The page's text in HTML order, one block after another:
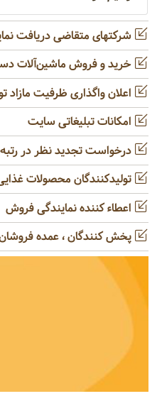
شرکتهای متقاضی دریافت
خرید و فروش ماشین‌آلات
اعلان واگذاری ظرفیت مازاد
امکانات تبلیغاتی سایت
درخواست تجدید نظر در
تولیدکنندگان محصولات
اعطاء کننده نمایندگی فروش
پخش کنندگان ، عمده فروشان